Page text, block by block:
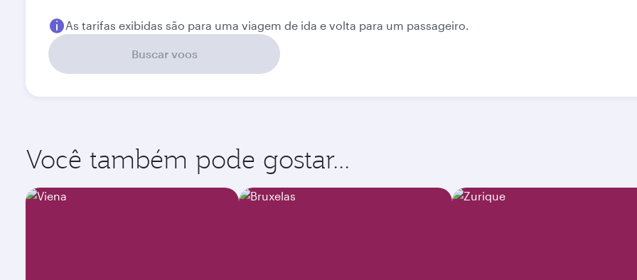
As tarifas exibidas são para uma viagem de ida e volta para um passageiro.
Buscar voos
Você também pode gostar...